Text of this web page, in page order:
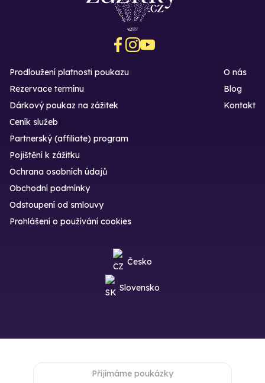
Prodloužení platnosti poukazu
Rezervace termínu
Dárkový poukaz na zážitek
O nás
Blog
Kontakt
Ceník služeb
Partnerský (affiliate) program
Pojištění k zážitku
Ochrana osobních údajů
Obchodní podmínky
Odstoupení od smlouvy
Prohlášení o používání cookies
Česko
Slovensko
Přijímáme poukázky